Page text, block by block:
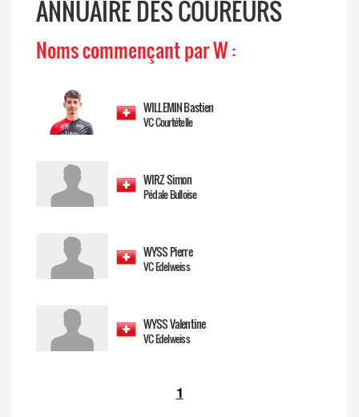
ANNUAIRE DES COUREURS
Noms commençant par W :
WILLEMIN Bastien
VC Courtételle
WIRZ Simon
Pédale Bulloise
WYSS Pierre
VC Edelweiss
WYSS Valentine
VC Edelweiss
1